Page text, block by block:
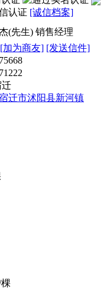
认证 [诚信档案]
(先生) 销售经理
[加为商友] [发送信件]
迁
迁市沭阳县新河镇